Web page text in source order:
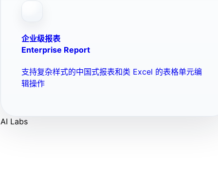
企业级报表
Enterprise Report
支持复杂样式的中国式报表和类 Excel 的表格单元编
辑操作
AI Labs